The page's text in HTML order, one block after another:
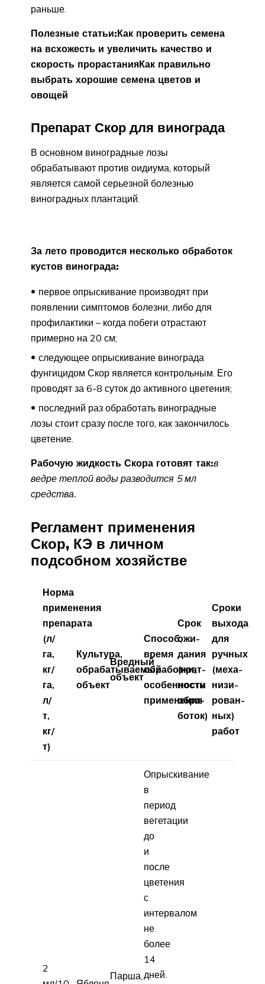
раньше.
Полезные статьи:Как проверить семена
на всхожесть и увеличить качество и
скорость прорастанияКак правильно
выбрать хорошие семена цветов и
овощей
Препарат Скор для винограда
В основном виноградные лозы
обрабатывают против оидиума, который
является самой серьезной болезнью
виноградных плантаций.
За лето проводится несколько обработок
кустов винограда:
первое опрыскивание производят при
появлении симптомов болезни, либо для
профилактики – когда побеги отрастают
примерно на 20 см;
следующее опрыскивание винограда
фунгицидом Скор является контрольным. Его
проводят за 6-8 суток до активного цветения;
последний раз обработать виноградные
лозы стоит сразу после того, как закончилось
цветение.
Рабочую жидкость Скора готовят так:в
ведре теплой воды разводится 5 мл
средства.
Регламент применения
Скор, КЭ в личном
подсобном хозяйстве
Норма
применения
препарата
(л/
га,
кг/
га,
л/
т,
кг/
т)
Культура,
обрабатываемый
объект
Вредный
объект
Способ,
время
обработки,
особенности
применения
Срок
ожи-
дания
(крат-
ность
обра-
боток)
Сроки
выхода
для
ручных
(меха-
низи-
рован-
ных)
работ
2
Парша,
Опрыскивание
в
период
вегетации
до
и
после
цветения
с
интервалом
не
более
14
дней.